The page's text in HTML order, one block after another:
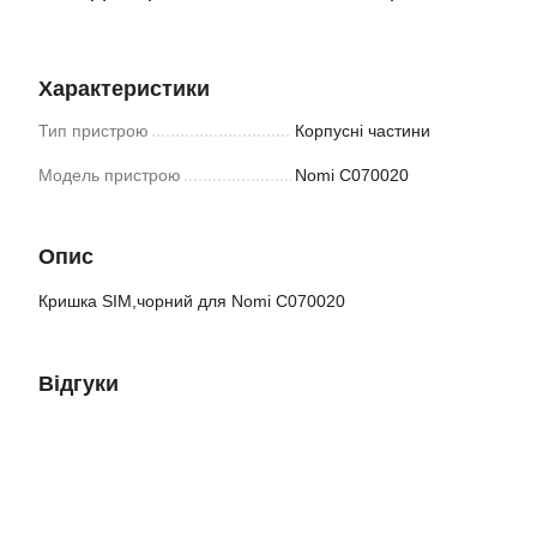
Характеристики
Тип пристрою Корпусні частини
Модель пристрою Nomi C070020
Опис
Кришка SIM,чорний для Nomi C070020
Відгуки